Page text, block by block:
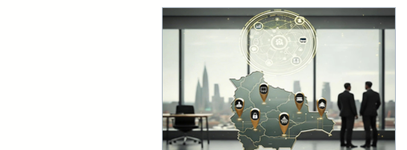
optimizar la transferencia de datos y responder a la
creciente demanda global de infraestructura para
IA. Samsung y AMD anunciaron mediante
comunicado de prensa la expansión de su
colaboraci